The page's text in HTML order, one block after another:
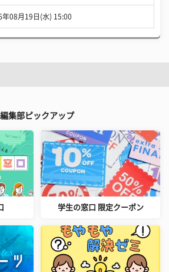
年08月19日(水) 15:00
編集部ピックアップ
学生の窓口 限定クーポン